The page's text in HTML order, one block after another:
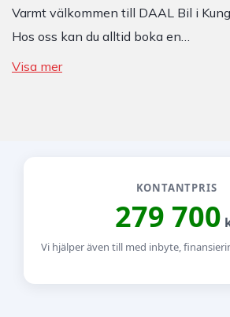
Varmt välkommen till DAAL Bil i
Hos oss kan du alltid boka en…
Visa mer
KONTANTPRIS
279 700
Vi hjälper även till med inbyte,